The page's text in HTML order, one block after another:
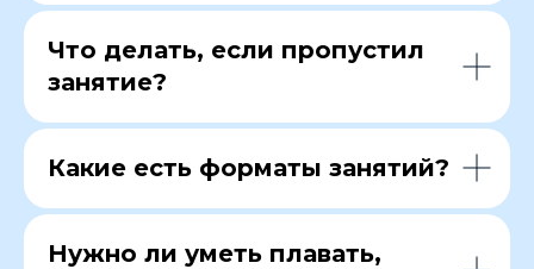
Что делать, если пропустил
занятие?
Какие есть форматы занятий?
Нужно ли уметь плавать,